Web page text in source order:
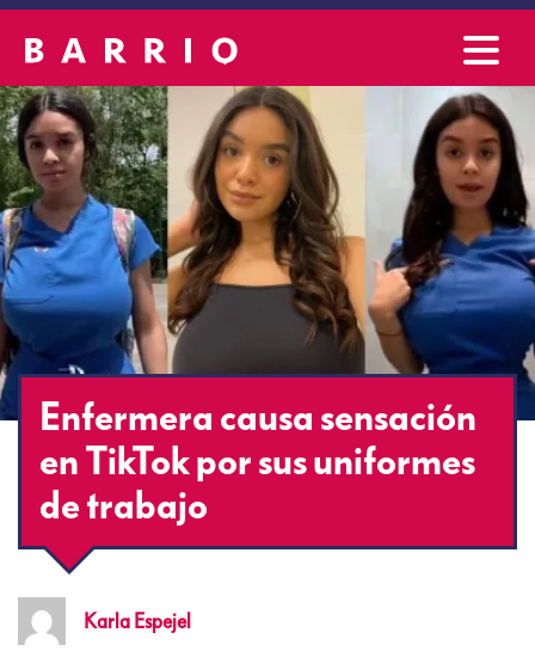
Enfermera causa sensación
en TikTok por sus uniformes
de trabajo
Karla Espejel